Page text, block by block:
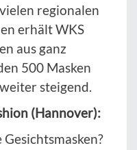
regionalen
erhält WKS
aus ganz
500 Masken
steigend.
(Hannover):